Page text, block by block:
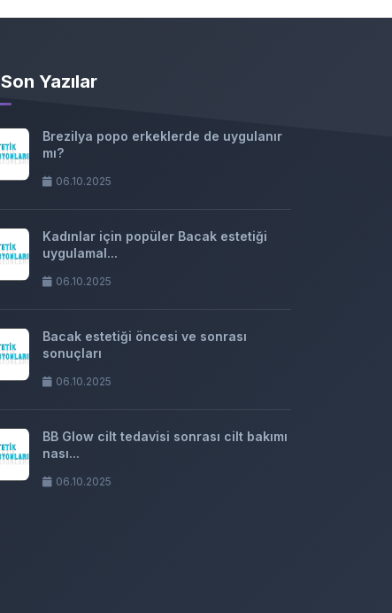
Son Yazılar
Brezilya popo erkeklerde de uygulanır
mı?
06.10.2025
Kadınlar için popüler Bacak estetiği
uygulamal...
06.10.2025
Bacak estetiği öncesi ve sonrası
sonuçları
06.10.2025
BB Glow cilt tedavisi sonrası cilt bakımı
nası...
06.10.2025